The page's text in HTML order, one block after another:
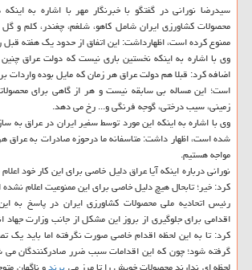
سیدرضا نورانی در گفتگو با خبرنگار مهر با اشاره به
محصولات كشاورزی ایران شامل كاهو، شلغم، چغندر، كلم و
ممنوع كرده است، اظهارداشت: این اتفاق از حدود یك هفته
وی با اشاره به اینكه نخستین باری نیست كه دولت عراق
اضافه كرد: قبلا هم دولت عراق هر زمان كه مایل بوده واردات
است؛ این مساله بی سابقه نیست و هر از گاهی برای
زمینی، سیب درختی، گوجه فرنگی و... رخ می دهد.
وی با اشاره به اینكه این مورد توسط سفیر ایران در عراق به
شده است، اظهار داشت: متاسفانه ما درحوزه صادرات به عراق
مواجه هستیم.
نورانی درباره اینكه آیا عراق دلیل خاصی برای این كار خود
كرد: خیر؛ تابحال هیچ دلیل خاصی برای این ممنوعیت اعلام
رئیس اتحادیه ملی محصولات كشاورزی ایران در پاسخ به
اقدامی برای جلوگیری از بروز این مشكل از جانب وزارت
كرد: تا به این لحظه اقدام خاصی صورت نگرفته اما باید یك
گرفته شود؛ چون كه این اقدامات سبب ضرر صادركنندگان می